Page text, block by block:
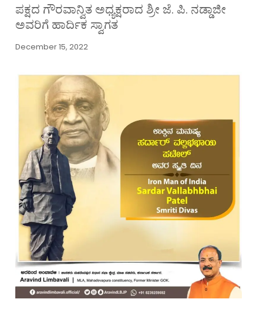
ಪಕ್ಷದ ಗೌರವಾನ್ವಿತ ಅಧ್ಯಕ್ಷರಾದ ಶ್ರೀ ಜೆ. ಪಿ. ನಡ್ಡಾಜೀ
ಅವರಿಗೆ ಹಾರ್ದಿಕ ಸ್ವಾಗತ
December 15, 2022